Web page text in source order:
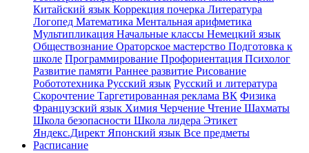
Китайский язык Коррекция почерка Литература
Логопед Математика Ментальная арифметика
Мультипликация Начальные классы Немецкий язык
Обществознание Ораторское мастерство Подготовка к
школе Программирование Профориентация Психолог
Развитие памяти Раннее развитие Рисование
Робототехника Русский язык Русский и литература
Скорочтение Таргетированная реклама ВК Физика
Французский язык Химия Черчение Чтение Шахматы
Школа безопасности Школа лидера Этикет
Яндекс.Директ Японский язык Все предметы
Расписание